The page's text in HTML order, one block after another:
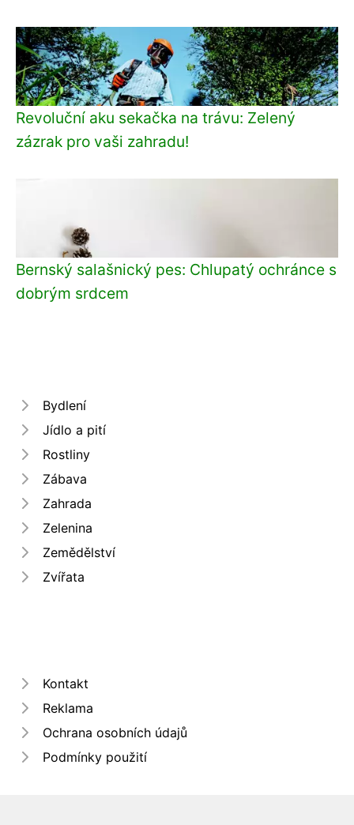
Revoluční aku sekačka na trávu: Zelený
zázrak pro vaši zahradu!
Bernský salašnický pes: Chlupatý ochránce s
dobrým srdcem
Bydlení
Jídlo a pití
Rostliny
Zábava
Zahrada
Zelenina
Zemědělství
Zvířata
Kontakt
Reklama
Ochrana osobních údajů
Podmínky použití